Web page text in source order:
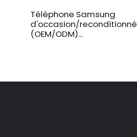
Téléphone Samsung
d'occasion/reconditionné
(OEM/ODM)...